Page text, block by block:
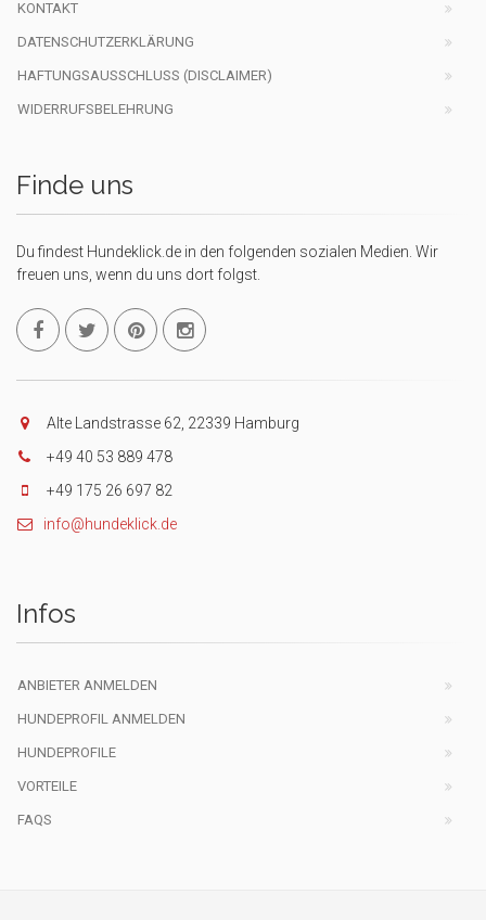
KONTAKT
DATENSCHUTZERKLÄRUNG
HAFTUNGSAUSSCHLUSS (DISCLAIMER)
WIDERRUFSBELEHRUNG
Finde uns
Du findest Hundeklick.de in den folgenden sozialen Medien. Wir
freuen uns, wenn du uns dort folgst.
Alte Landstrasse 62, 22339 Hamburg
+49 40 53 889 478
+49 175 26 697 82
info@hundeklick.de
Infos
ANBIETER ANMELDEN
HUNDEPROFIL ANMELDEN
HUNDEPROFILE
VORTEILE
FAQS